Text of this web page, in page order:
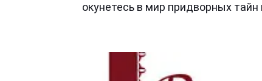
окунетесь в мир придворных тайн